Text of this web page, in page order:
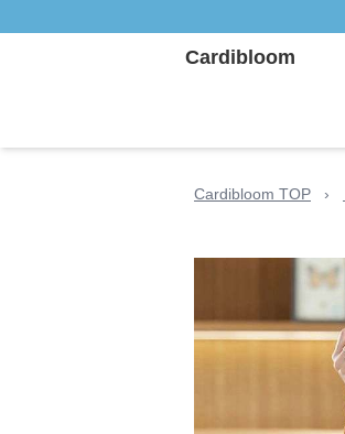
Cardibloom
Cardibloom TOP ›